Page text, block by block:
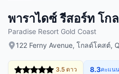
พาราไดซ์ รีสอร์ท โก
Paradise Resort Gold Coast
122 Ferny Avenue, โกลด์โคสต์,
3.5 ดาว 8.3คะแน